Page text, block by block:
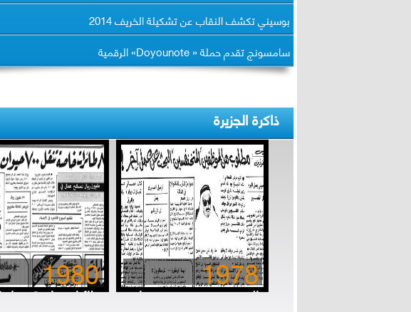
بوسيني تكشف النقاب عن تشكيلة الخريف 2014
سامسونج تقدم حملة « Doyounote» الرقمية
ذاكرة الجزيرة
1980 1978
المتخنفسون.. مستهتروا